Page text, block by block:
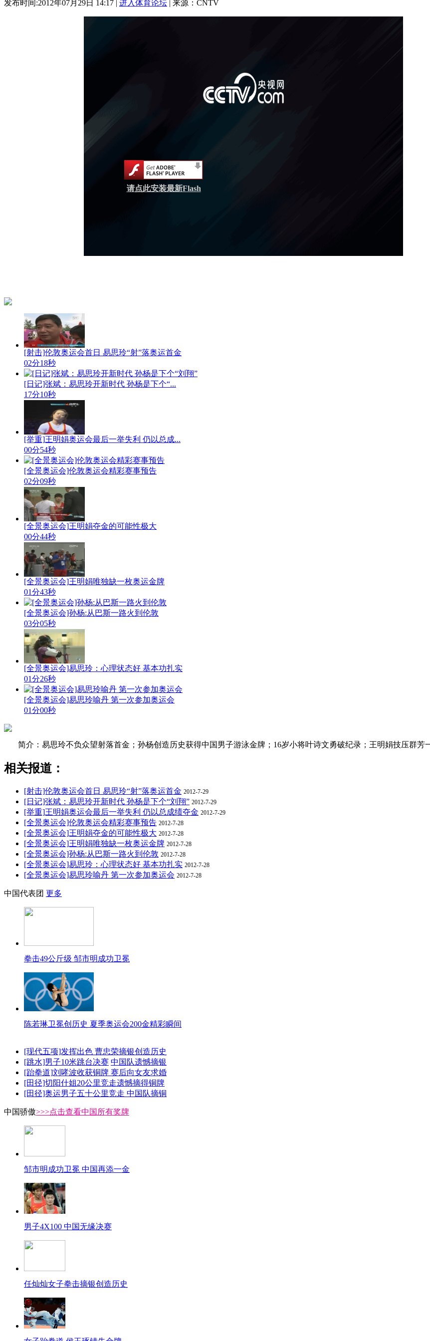
发布时间:2012年07月29日 14:17 | 进入体育论坛 | 来源：CNTV
请点此安装最新Flash
[射击]伦敦奥运会首日 易思玲“射”落奥运首金
02分18秒
[日记]张斌：易思玲开新时代 孙杨是下个“...
17分10秒
[举重]王明娟奥运会最后一举失利 仍以总成...
00分54秒
[全景奥运会]伦敦奥运会精彩赛事预告
02分09秒
[全景奥运会]王明娟夺金的可能性极大
00分44秒
[全景奥运会]王明娟唯独缺一枚奥运金牌
01分43秒
[全景奥运会]孙杨:从巴斯一路火到伦敦
03分05秒
[全景奥运会]易思玲：心理状态好 基本功扎实
01分26秒
[全景奥运会]易思玲喻丹 第一次参加奥运会
01分00秒
简介：易思玲不负众望射落首金；孙杨创造历史获得中国男子游泳金牌；16岁小将叶诗文勇破纪录；王明娟技压群芳
相关报道：
[射击]伦敦奥运会首日 易思玲“射”落奥运首金 2012-7-29
[日记]张斌：易思玲开新时代 孙杨是下个“刘翔” 2012-7-29
[举重]王明娟奥运会最后一举失利 仍以总成绩夺金 2012-7-29
[全景奥运会]伦敦奥运会精彩赛事预告 2012-7-28
[全景奥运会]王明娟夺金的可能性极大 2012-7-28
[全景奥运会]王明娟唯独缺一枚奥运金牌 2012-7-28
[全景奥运会]孙杨:从巴斯一路火到伦敦 2012-7-28
[全景奥运会]易思玲：心理状态好 基本功扎实 2012-7-28
[全景奥运会]易思玲喻丹 第一次参加奥运会 2012-7-28
中国代表团 更多
拳击49公斤级 邹市明成功卫冕
陈若琳卫冕创历史 夏季奥运会200金精彩瞬间
[现代五项]发挥出色 曹忠荣摘银创造历史
[跳水]男子10米跳台决赛 中国队遗憾摘银
[跆拳道]刘哮波收获铜牌 赛后向女友求婚
[田径]切阳什姐20公里竞走遗憾摘得铜牌
[田径]奥运男子五十公里竞走 中国队摘铜
中国骄傲>>>点击查看中国所有奖牌
邹市明成功卫冕 中国再添一金
男子4X100 中国无缘决赛
任灿灿女子拳击摘银创造历史